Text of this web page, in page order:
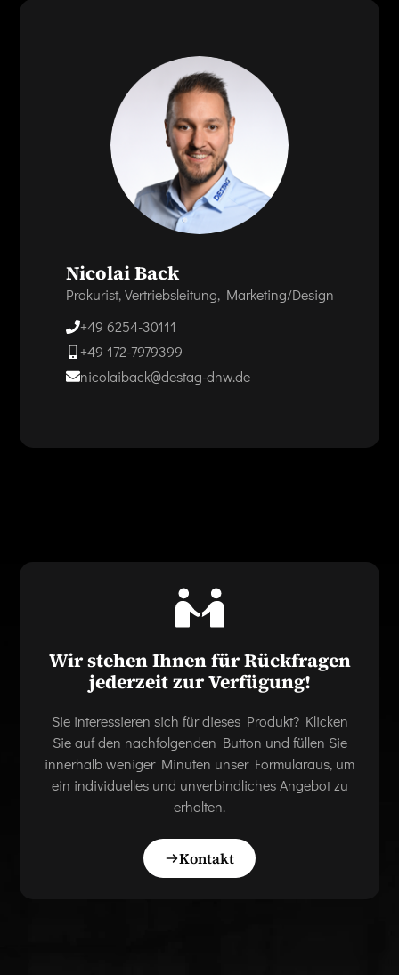
Nicolai Back
Prokurist, Vertriebsleitung, Marketing/Design
+49 6254-30111
+49 172-7979399
nicolaiback@destag-dnw.de
Wir stehen Ihnen für Rückfragen
jederzeit zur Verfügung!
Sie interessieren sich für dieses Produkt? Klicken
Sie auf den nachfolgenden Button und füllen Sie
innerhalb weniger Minuten unser Formularaus, um
ein individuelles und unverbindliches Angebot zu
erhalten.
Kontakt